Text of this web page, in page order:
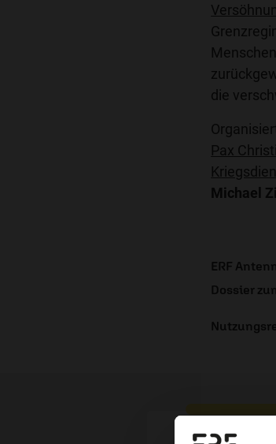
die
Pax Christi
Michael
ERF
Dossier